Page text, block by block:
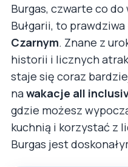
Burgas, czwarte co
Bułgarii, to prawdziwa
Czarnym. Znane z
historii i licznych
staje się coraz
nawakacje all
gdzie możesz
kuchnią i korzystać z
Burgas jest